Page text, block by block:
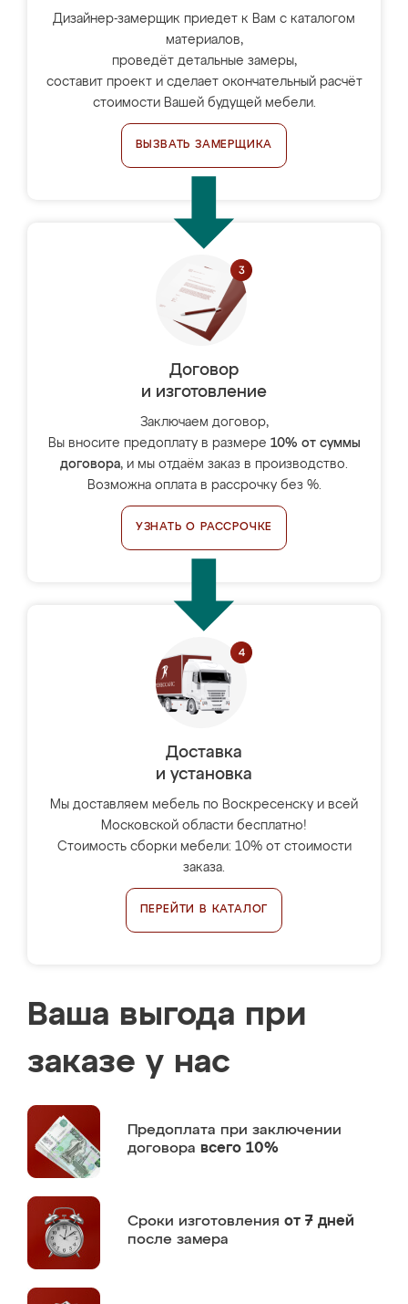
Дизайнер-замерщик приедет к Вам с каталогом
материалов,
проведёт детальные замеры,
составит проект и сделает окончательный расчёт
стоимости Вашей будущей мебели.
ВЫЗВАТЬ ЗАМЕРЩИКА
Договор
и изготовление
Заключаем договор,
Вы вносите предоплату в размере 10% от суммы
договора, и мы отдаём заказ в производство.
Возможна оплата в рассрочку без %.
УЗНАТЬ О РАССРОЧКЕ
Доставка
и установка
Мы доставляем мебель по Воскресенску и всей
Московской области бесплатно!
Стоимость сборки мебели: 10% от стоимости
заказа.
ПЕРЕЙТИ В КАТАЛОГ
Ваша выгода при
заказе у нас
Предоплата при заключении
договора всего 10%
Сроки изготовления от 7 дней
после замера